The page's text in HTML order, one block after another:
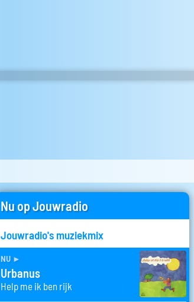
Nu op Jouwradio
Jouwradio's muziekmix
nu ►
Urbanus
Help me ik ben rijk